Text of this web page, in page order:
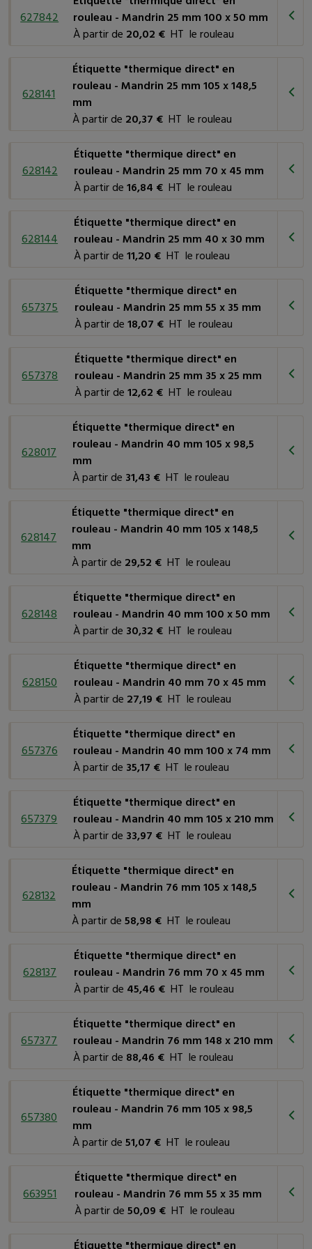
Fabriquées enpapier blanc thermique, elles offrent un fond
clair qui permet uneexcellente visibilité des informations
sur différentes surfaces.
Leur durabilité d'impression est d'
garantit une lisibilité optimale pendant toute cette période.
Nous vous les proposons en trois diamètres de mandrins
différents (25 mm, 40 mm et 76 mm), ce qui les rend
compatibles à une large gamme d'imprimantes de
Zebra "thermiques direct"ZD421, et "thermique direct" et
"transfert thermique" ZD421etZT230.
rouleaux en continu et sont souvent utilisées pour une pose
automatique. Les étiquettes de taillesmoyenne et grande
sont principalement destinées à une utilisation manuelle et
pour faciliter leur application.
Quelles sont les différentes applications des
L'étiquette "thermique direct" est utilisée dans une variété
d'applications pour l'impression de codes-barres,
d'informations de traçabilité et d'autres données. Voici
Étiquettes d'expédition et de logistique: couramment
utilisée pour l'impression d'étiquettes d'expédition, de codes-
barres et de numéros de suivi sur les colis, elle permet une
les opérations de logistique.
Étiquettes de vente au détail: dans l'industrie du
commerce de détail, les imprimantes d'étiquettes "thermique
imprimer rapidement et efficacement les étiquettes de prix,
de promotion et d'autres informations sur les produits.
Billetterie et points de vente: les systèmes de
imprimantes thermiques directes pour imprimer des billets,
des reçus et des factures. Ces imprimantes offrent une
impression rapide et silencieuse, ce qui est important dans les
environnements à fort trafic.
Étiquetage de produits frais*
: dans l'industrie
alimentaire, les étiquettes "thermique direct" sont utilisées
pour imprimer des informations sur les produits frais telles que
les dates d'expiration, les numéros de lot et les informations
nutritionnelles. Les étiquettes "thermique direct" résistent bien
à l'humidité et à la température, ce qui les rend idéales pour
cette application.
Il convient de noter que
nécessite une imprimante thermiquespéciale qui utilise la
chaleur pour
activer l'encre réactivecontenue dans le
papier thermique.
627842
rouleau - Mandrin 25 mm 100 x 50 mm
À partir de 20,02 € HT le rouleau
628141
Étiquette "thermique direct" en
rouleau - Mandrin 25 mm 105 x 148,5
mm
À partir de 20,37 €HT le rouleau
628142
Étiquette "thermique direct" en
rouleau - Mandrin 25 mm 70 x 45 mm
À partir de16,84 € HT le rouleau
628144
Étiquette "thermique direct" en
rouleau - Mandrin 25 mm 40 x 30 mm
À partir de11,20 € HT le rouleau
657375
Étiquette "thermique direct" en
rouleau - Mandrin 25 mm 55 x 35 mm
À partir de18,07 €HT le rouleau
657378
Étiquette "thermique direct" en
rouleau - Mandrin 25 mm 35 x 25 mm
À partir de12,62 €HT le rouleau
628017
Étiquette "thermique direct" en
rouleau - Mandrin 40 mm 105 x 98,5
mm
À partir de 31,43 € HT le rouleau
628147
Étiquette "thermique direct" en
rouleau - Mandrin 40 mm 105 x 148,5
mm
À partir de 29,52 € HT le rouleau
628148
Étiquette "thermique direct" en
rouleau - Mandrin 40 mm 100 x 50 mm
À partir de 30,32 € HT le rouleau
628150
Étiquette "thermique direct" en
rouleau - Mandrin 40 mm 70 x 45 mm
À partir de 27,19 €HT le rouleau
657376
Étiquette "thermique direct" en
rouleau - Mandrin 40 mm 100 x 74 mm
À partir de 35,17 € HT le rouleau
657379
Étiquette "thermique direct" en
rouleau - Mandrin 40 mm 105 x 210 mm
À partir de 33,97 €HT le rouleau
628132
Étiquette "thermique direct" en
rouleau - Mandrin 76 mm 105 x 148,5
mm
À partir de58,98 € HT le rouleau
628137
Étiquette "thermique direct" en
rouleau - Mandrin 76 mm 70 x 45 mm
À partir de 45,46 € HT le rouleau
657377
Étiquette "thermique direct" en
rouleau - Mandrin 76 mm 148 x 210 mm
À partir de 88,46 €HT le rouleau
657380
Étiquette "thermique direct" en
rouleau - Mandrin 76 mm 105 x 98,5
mm
À partir de51,07 € HT le rouleau
663951
Étiquette "thermique direct" en
rouleau - Mandrin 76 mm 55 x 35 mm
À partir de50,09 €HT le rouleau